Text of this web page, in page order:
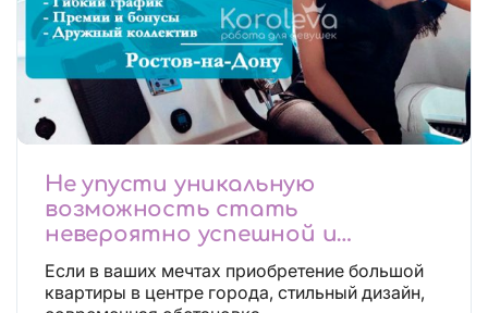
Не упусти уникальную
возможность стать
невероятно успешной и
независимой!
Если в ваших мечтах приобретение большой
квартиры в центре города, стильный дизайн,